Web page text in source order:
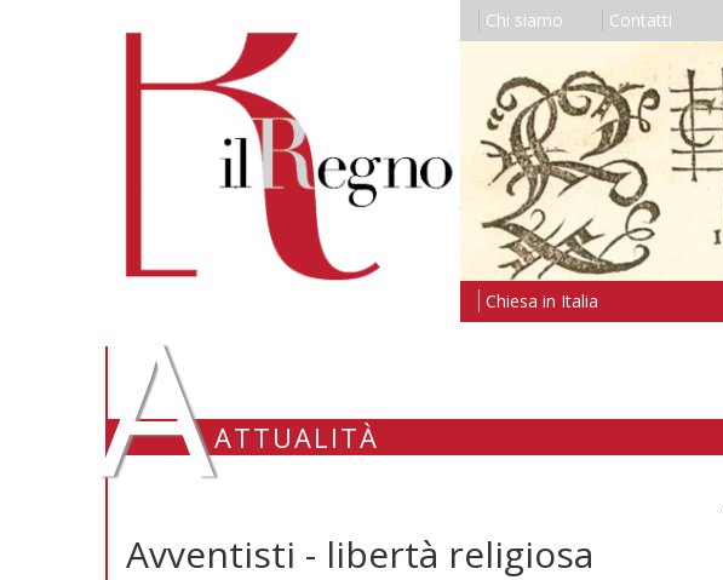
Chi siamo Contatti
Chiesa in Italia
AATTUALITÀ
Avventisti - libertà religiosa